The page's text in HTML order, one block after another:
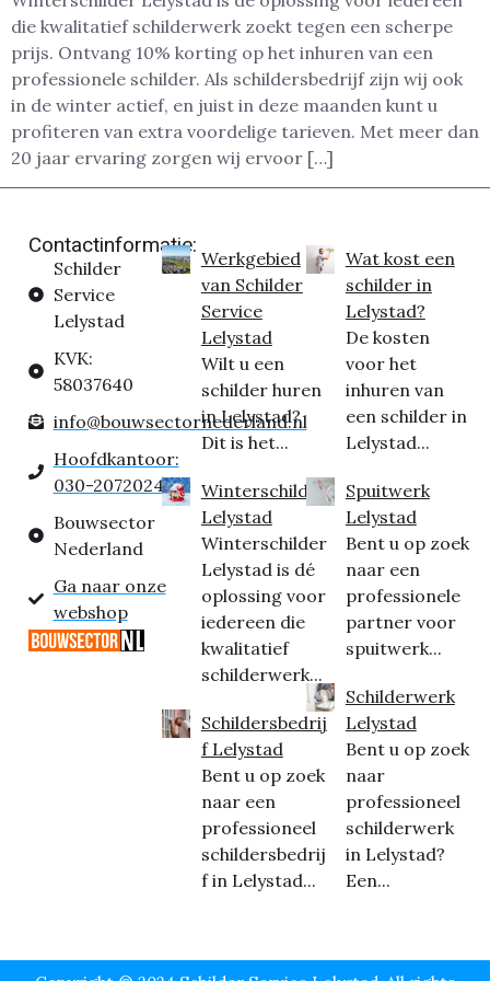
die kwalitatief schilderwerk zoekt tegen een scherpe
prijs. Ontvang 10% korting op het inhuren van een
professionele schilder. Als schildersbedrijf zijn wij ook
in de winter actief, en juist in deze maanden kunt u
profiteren van extra voordelige tarieven. Met meer dan
20 jaar ervaring zorgen wij ervoor […]
Contactinformatie:
Schilder
Service
Lelystad
KVK:
58037640
info@bouwsectornederland.nl
Hoofdkantoor:
030-2072024
Bouwsector
Nederland
Ga naar onze
webshop
Werkgebied
van Schilder
Service
Lelystad
Wilt u een
schilder huren
in Lelystad?
Dit is het...
Winterschilder
Lelystad
Winterschilder
Lelystad is dé
oplossing voor
iedereen die
kwalitatief
schilderwerk...
Schildersbedrij
f Lelystad
Bent u op zoek
naar een
professioneel
schildersbedrij
f in Lelystad...
Wat kost een
schilder in
Lelystad?
De kosten
voor het
inhuren van
een schilder in
Lelystad...
Spuitwerk
Lelystad
Bent u op zoek
naar een
professionele
partner voor
spuitwerk...
Schilderwerk
Lelystad
Bent u op zoek
naar
professioneel
schilderwerk
in Lelystad?
Een...